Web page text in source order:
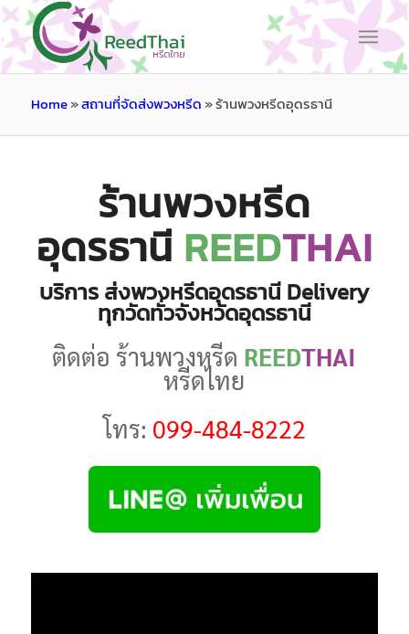
Home»สถานที่จัดส่งพวงหรีด»ร้านพวงหรีดอุดรธานี
ร้านพวงหรีด
อุดรธานี REEDTHAI
บริการ ส่งพวงหรีดอุดรธานี Delivery
ทุกวัดทั่วจังหวัดอุดรธานี
ติดต่อ ร้านพวงหรีด REEDTHAI
หรีดไทย
โทร: 099-484-8222